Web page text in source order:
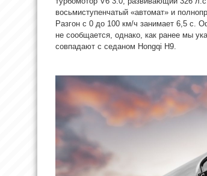
восьмиступенчатый «автомат» и
Разгон с 0 до 100 км/ч занимает 6,5 с.
не сообщается, однако, как ранее мы
совпадают с седаном Hongqi H9.